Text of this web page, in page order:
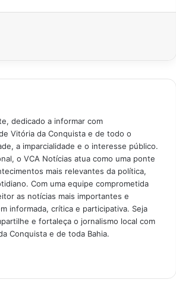
dedicado a informar com
Vitória da Conquista e de todo o
a imparcialidade e o interesse público.
o VCA Notícias atua como uma ponte
mais relevantes da política,
Com uma equipe comprometida
as notícias mais importantes e
informada, crítica e participativa. Seja
e fortaleça o jornalismo local com
Conquista e de toda Bahia.